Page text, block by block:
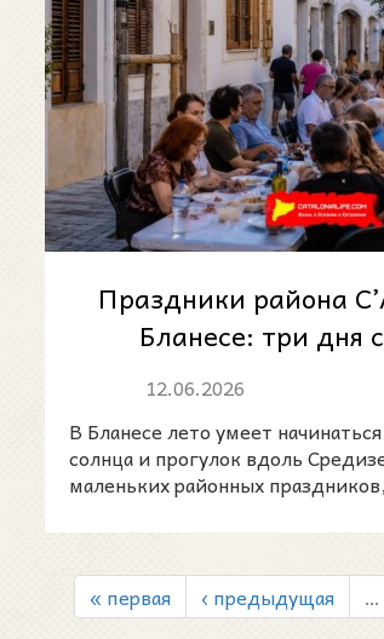
Праздники района
Бланесе: три дня
культуры, музыки
12.06.2026
В Бланесе лето умеет
солнца и прогулок вдоль
маленьких районных
« первая ‹ предыдущая …